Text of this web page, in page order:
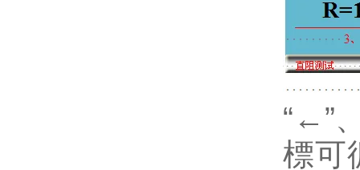
“←”
標可